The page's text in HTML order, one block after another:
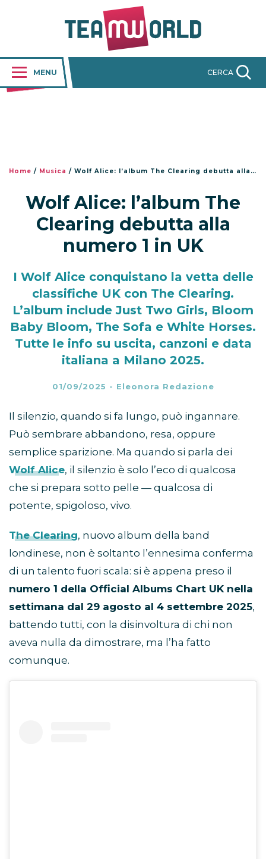
MENU CERCA
Home / Musica / Wolf Alice: l’album The Clearing debutta alla numero 1 in UK
Wolf Alice: l’album The
Clearing debutta alla
numero 1 in UK
I Wolf Alice conquistano la vetta delle
classifiche UK con The Clearing.
L’album include Just Two Girls, Bloom
Baby Bloom, The Sofa e White Horses.
Tutte le info su uscita, canzoni e data
italiana a Milano 2025.
01/09/2025 - Eleonora Redazione
Il silenzio, quando si fa lungo, può ingannare.
Può sembrare abbandono, resa, oppure
semplice sparizione. Ma quando si parla dei
Wolf Alice, il silenzio è solo l’eco di qualcosa
che si prepara sotto pelle — qualcosa di
potente, spigoloso, vivo.
The Clearing, nuovo album della band
londinese, non è soltanto l’ennesima conferma
di un talento fuori scala: si è appena preso il
numero 1 della Official Albums Chart UK nella
settimana dal 29 agosto al 4 settembre 2025,
battendo tutti, con la disinvoltura di chi non
aveva nulla da dimostrare, ma l’ha fatto
comunque.